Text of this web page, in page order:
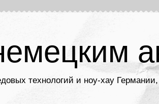
технологий и ноу-хау